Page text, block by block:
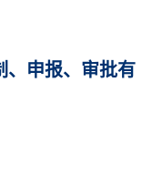
、申报、审批有